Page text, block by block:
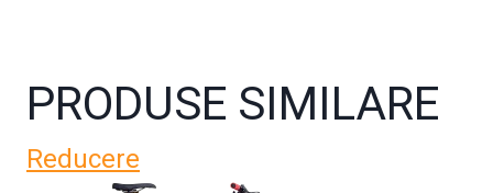
PRODUSE SIMILARE
Reducere